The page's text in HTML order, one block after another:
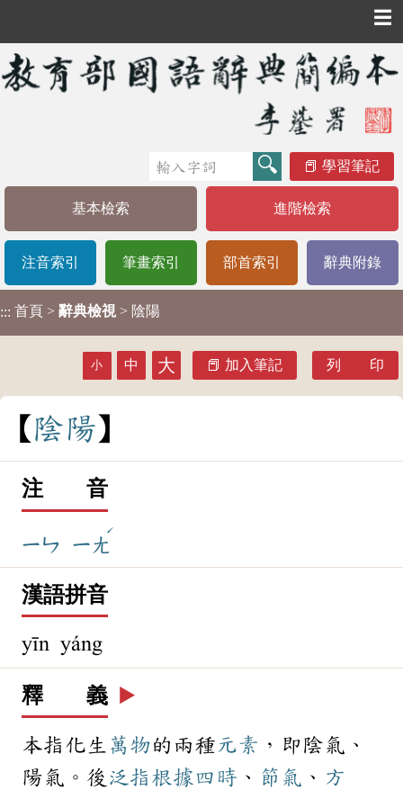
☰
學習筆記
基本檢索 進階檢索
注音索引 筆畫索引 部首索引 辭典附錄
::: 首頁 > 辭典檢視 > 陰陽
小 中 大 加入筆記 列 印
陰陽
注 音
ㄧㄣ ㄧㄤ
ˊ
漢語拼音
yīn yáng
釋 義 ▶️
本指化生 萬物的兩種元素 ，即陰氣、
陽氣。後 泛指 根據 四時 、 節氣 、 方